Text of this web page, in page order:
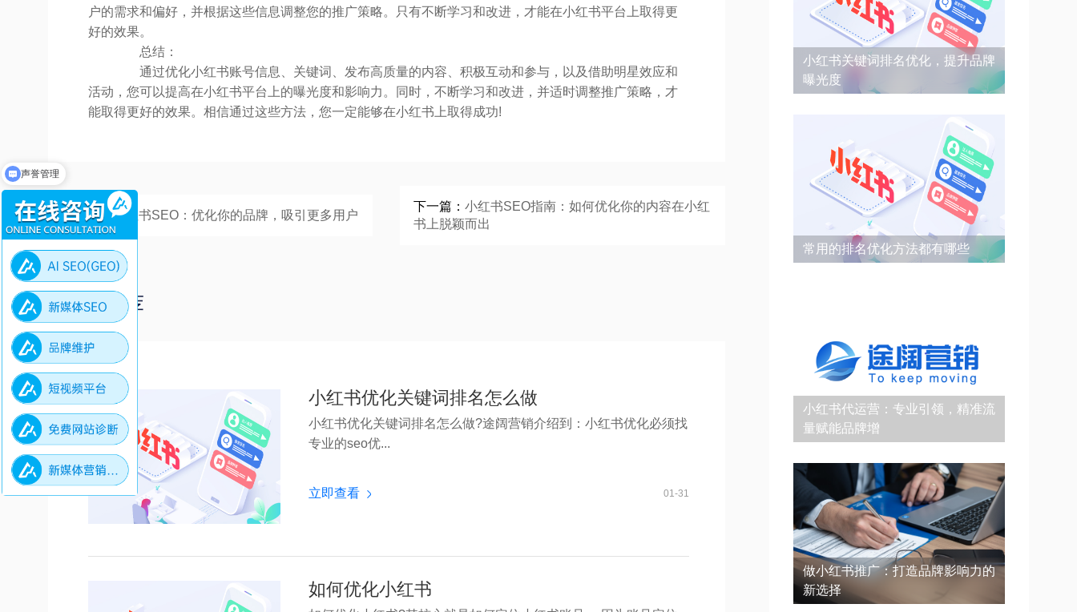
户的需求和偏好，并根据这些信息调整您的推广策略。只有不断学习和改进，才能在小红书平台上取得更
好的效果。
总结：
通过优化小红书账号信息、关键词、发布高质量的内容、积极互动和参与，以及借助明星效应和
活动，您可以提高在小红书平台上的曝光度和影响力。同时，不断学习和改进，并适时调整推广策略，才
能取得更好的效果。相信通过这些方法，您一定能够在小红书上取得成功!
上一篇：小红书SEO：优化你的品牌，吸引更多用户
下一篇：小红书SEO指南：如何优化你的内容在小红
书上脱颖而出
更多推荐
小红书优化关键词排名怎么做
小红书优化关键词排名怎么做?途阔营销介绍到：小红书优化必须找
专业的seo优...
立即查看 01-31
如何优化小红书
小红书关键词排名优化，提升品牌
曝光度
常用的排名优化方法都有哪些
小红书代运营：专业引领，精准流
量赋能品牌增
做小红书推广：打造品牌影响力的
新选择
声誉管理